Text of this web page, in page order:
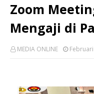
Zoom
Mengaji di
MEDIA ONLINE